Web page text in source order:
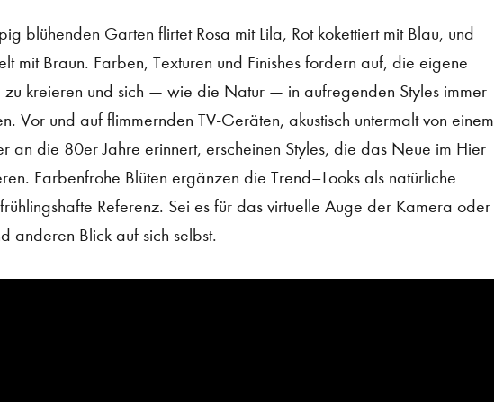
blühenden Garten flirtet Rosa mit Lila, Rot kokettiert mit Blau, und
mit Braun. Farben, Texturen und Finishes fordern auf, die eigene
zu kreieren und sich — wie die Natur — in aufregenden Styles immer
Vor und auf flimmernden TV-Geräten, akustisch untermalt von einem
an die 80er Jahre erinnert, erscheinen Styles, die das Neue im Hier
Farbenfrohe Blüten ergänzen die Trend–Looks als natürliche
Referenz. Sei es für das virtuelle Auge der Kamera oder
anderen Blick auf sich selbst.